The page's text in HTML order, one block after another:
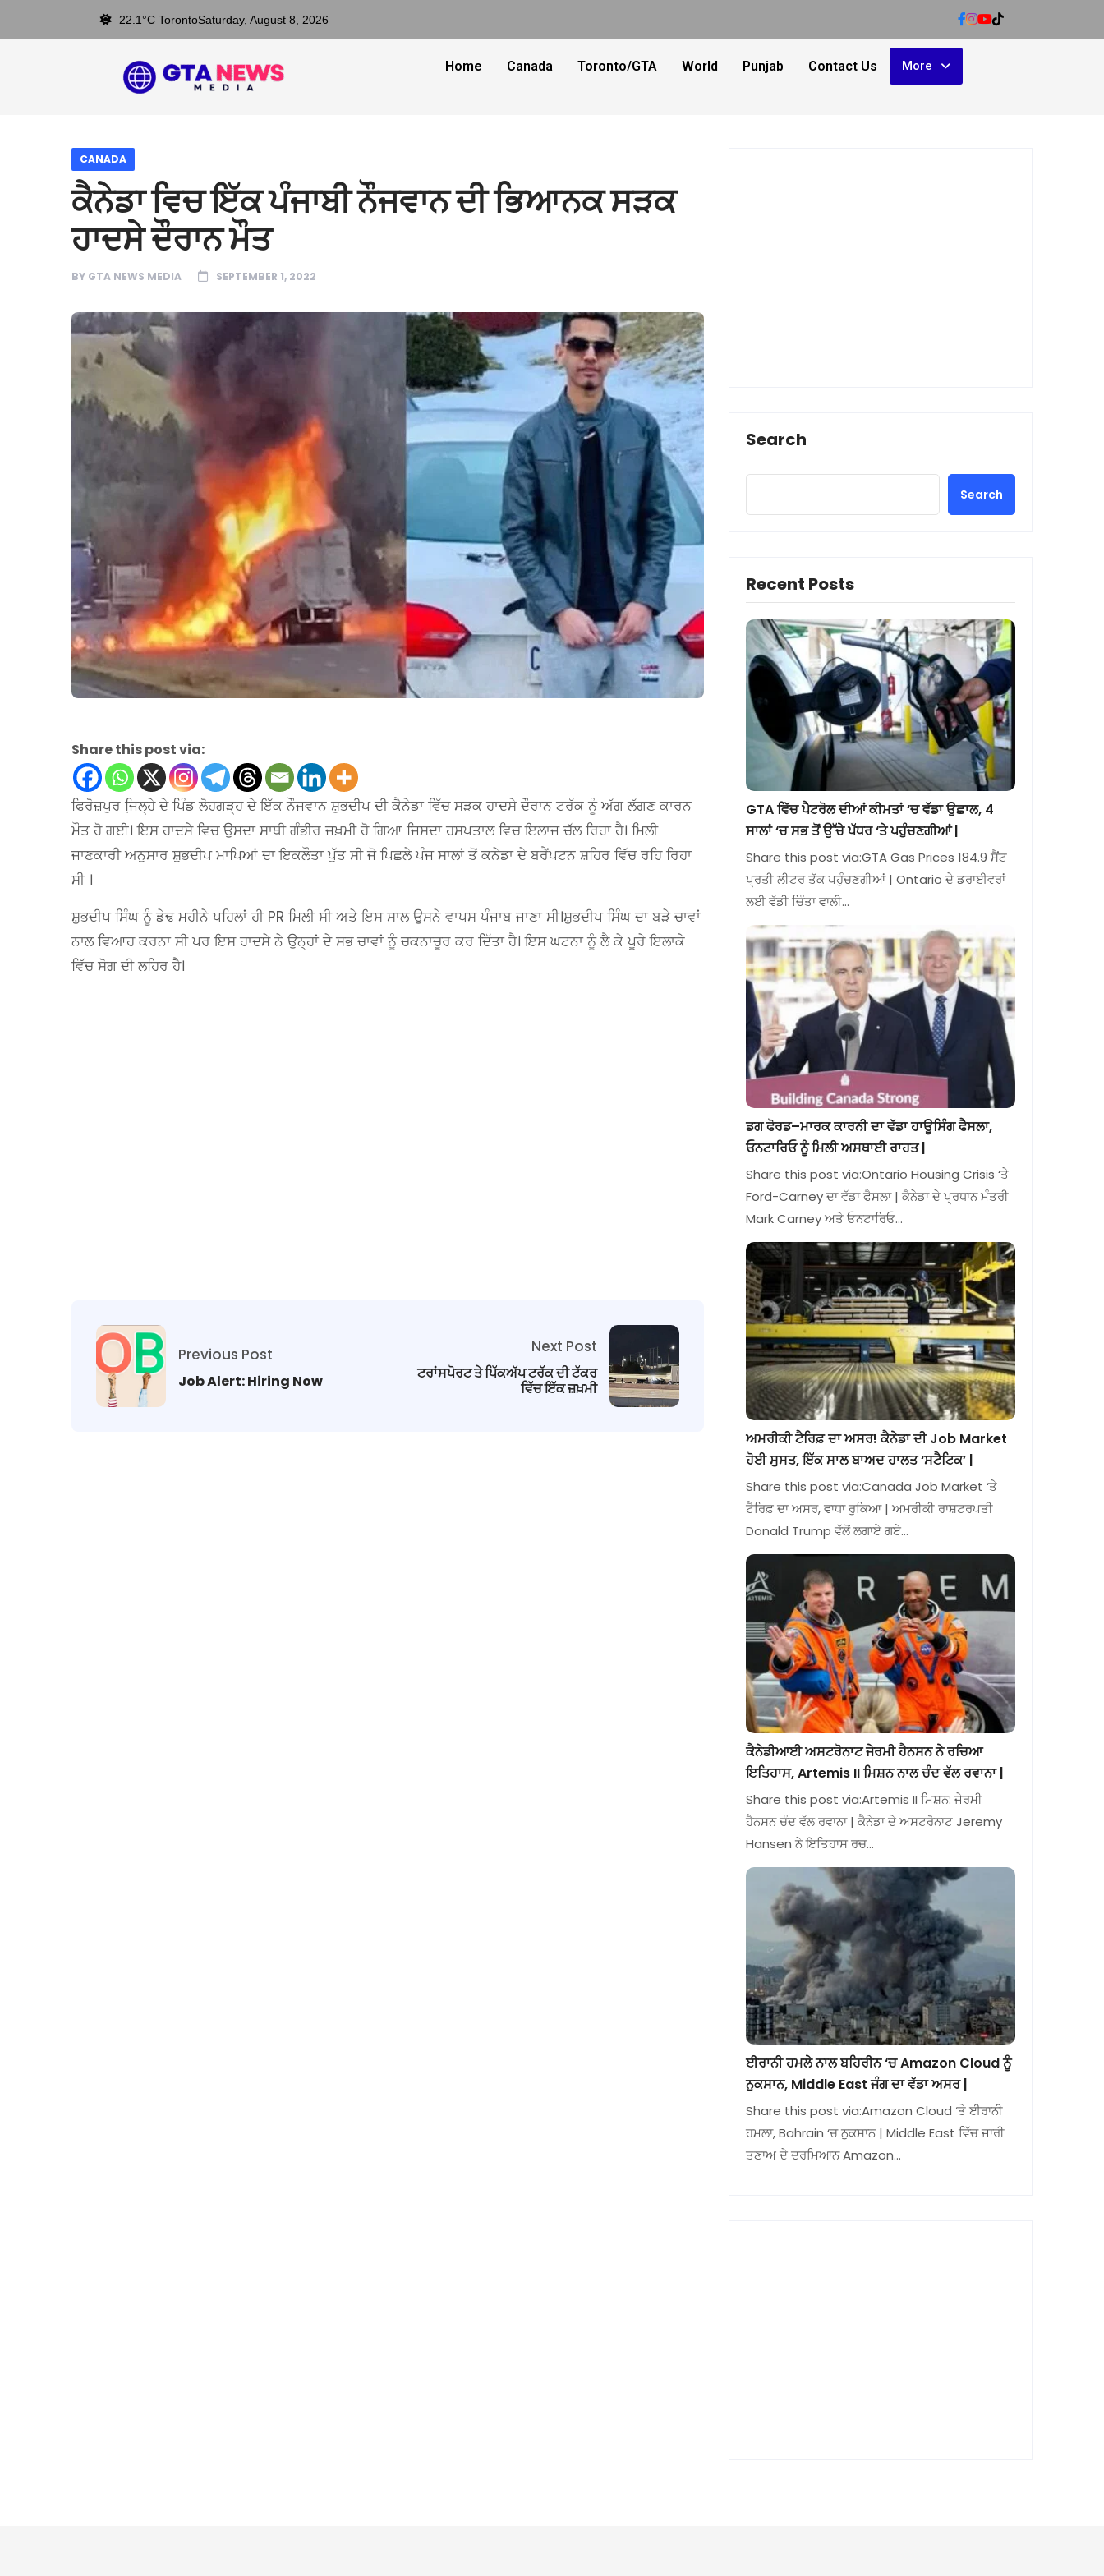
22.1°C TorontoSaturday, August 8, 2026
Home Canada Toronto/GTA World Punjab Contact Us More
CANADA
ਕੈਨੇਡਾ ਵਿਚ ਇੱਕ ਪੰਜਾਬੀ ਨੌਜਵਾਨ ਦੀ ਭਿਆਨਕ ਸੜਕ
ਹਾਦਸੇ ਦੌਰਾਨ ਮੌਤ
BY GTA NEWS MEDIA SEPTEMBER 1, 2022
Share this post via:
ਫਿਰੋਜ਼ਪੁਰ ਜਿ਼ਲ੍ਹੇ ਦੇ ਪਿੰਡ ਲੋਹਗੜ੍ਹ ਦੇ ਇੱਕ ਨੌਜਵਾਨ ਸ਼ੁਭਦੀਪ ਦੀ ਕੈਨੇਡਾ ਵਿੱਚ ਸੜਕ ਹਾਦਸੇ ਦੌਰਾਨ ਟਰੱਕ ਨੂੰ ਅੱਗ ਲੱਗਣ ਕਾਰਨ
ਮੌਤ ਹੋ ਗਈ। ਇਸ ਹਾਦਸੇ ਵਿਚ ਉਸਦਾ ਸਾਥੀ ਗੰਭੀਰ ਜਖ਼ਮੀ ਹੋ ਗਿਆ ਜਿਸਦਾ ਹਸਪਤਾਲ ਵਿਚ ਇਲਾਜ ਚੱਲ ਰਿਹਾ ਹੈ। ਮਿਲੀ
ਜਾਣਕਾਰੀ ਅਨੁਸਾਰ ਸ਼ੁਭਦੀਪ ਮਾਪਿਆਂ ਦਾ ਇਕਲੌਤਾ ਪੁੱਤ ਸੀ ਜੋ ਪਿਛਲੇ ਪੰਜ ਸਾਲਾਂ ਤੋਂ ਕਨੇਡਾ ਦੇ ਬਰੈਂਪਟਨ ਸ਼ਹਿਰ ਵਿੱਚ ਰਹਿ ਰਿਹਾ
ਸੀ ।
ਸ਼ੁਭਦੀਪ ਸਿੰਘ ਨੂੰ ਡੇਢ ਮਹੀਨੇ ਪਹਿਲਾਂ ਹੀ PR ਮਿਲੀ ਸੀ ਅਤੇ ਇਸ ਸਾਲ ਉਸਨੇ ਵਾਪਸ ਪੰਜਾਬ ਜਾਣਾ ਸੀ।ਸ਼ੁਭਦੀਪ ਸਿੰਘ ਦਾ ਬੜੇ ਚਾਵਾਂ
ਨਾਲ ਵਿਆਹ ਕਰਨਾ ਸੀ ਪਰ ਇਸ ਹਾਦਸੇ ਨੇ ਉਨ੍ਹਾਂ ਦੇ ਸਭ ਚਾਵਾਂ ਨੂੰ ਚਕਨਾਚੂਰ ਕਰ ਦਿੱਤਾ ਹੈ। ਇਸ ਘਟਨਾ ਨੂੰ ਲੈ ਕੇ ਪੂਰੇ ਇਲਾਕੇ
ਵਿੱਚ ਸੋਗ ਦੀ ਲਹਿਰ ਹੈ।
Previous Post
Job Alert: Hiring Now
Next Post
ਟਰਾਂਸਪੋਰਟ ਤੇ ਪਿੱਕਅੱਪ ਟਰੱਕ ਦੀ ਟੱਕਰ
ਵਿੱਚ ਇੱਕ ਜ਼ਖ਼ਮੀ
Search
Search
Recent Posts
GTA ਵਿੱਚ ਪੈਟਰੋਲ ਦੀਆਂ ਕੀਮਤਾਂ ‘ਚ ਵੱਡਾ ਉਛਾਲ, 4
ਸਾਲਾਂ ‘ਚ ਸਭ ਤੋਂ ਉੱਚੇ ਪੱਧਰ ‘ਤੇ ਪਹੁੰਚਣਗੀਆਂ |
Share this post via:GTA Gas Prices 184.9 ਸੈਂਟ
ਪ੍ਰਤੀ ਲੀਟਰ ਤੱਕ ਪਹੁੰਚਣਗੀਆਂ | Ontario ਦੇ ਡਰਾਈਵਰਾਂ
ਲਈ ਵੱਡੀ ਚਿੰਤਾ ਵਾਲੀ…
ਡਗ ਫੋਰਡ–ਮਾਰਕ ਕਾਰਨੀ ਦਾ ਵੱਡਾ ਹਾਊਸਿੰਗ ਫੈਸਲਾ,
ਓਨਟਾਰਿਓ ਨੂੰ ਮਿਲੀ ਅਸਥਾਈ ਰਾਹਤ |
Share this post via:Ontario Housing Crisis ‘ਤੇ
Ford-Carney ਦਾ ਵੱਡਾ ਫੈਸਲਾ | ਕੈਨੇਡਾ ਦੇ ਪ੍ਰਧਾਨ ਮੰਤਰੀ
Mark Carney ਅਤੇ ਓਨਟਾਰਿਓ…
ਅਮਰੀਕੀ ਟੈਰਿਫ਼ ਦਾ ਅਸਰ! ਕੈਨੇਡਾ ਦੀ Job Market
ਹੋਈ ਸੁਸਤ, ਇੱਕ ਸਾਲ ਬਾਅਦ ਹਾਲਤ ‘ਸਟੈਟਿਕ’ |
Share this post via:Canada Job Market ‘ਤੇ
ਟੈਰਿਫ਼ ਦਾ ਅਸਰ, ਵਾਧਾ ਰੁਕਿਆ | ਅਮਰੀਕੀ ਰਾਸ਼ਟਰਪਤੀ
Donald Trump ਵੱਲੋਂ ਲਗਾਏ ਗਏ…
ਕੈਨੇਡੀਆਈ ਅਸਟਰੋਨਾਟ ਜੇਰਮੀ ਹੈਨਸਨ ਨੇ ਰਚਿਆ
ਇਤਿਹਾਸ, Artemis II ਮਿਸ਼ਨ ਨਾਲ ਚੰਦ ਵੱਲ ਰਵਾਨਾ |
Share this post via:Artemis II ਮਿਸ਼ਨ: ਜੇਰਮੀ
ਹੈਨਸਨ ਚੰਦ ਵੱਲ ਰਵਾਨਾ | ਕੈਨੇਡਾ ਦੇ ਅਸਟਰੋਨਾਟ Jeremy
Hansen ਨੇ ਇਤਿਹਾਸ ਰਚ…
ਈਰਾਨੀ ਹਮਲੇ ਨਾਲ ਬਹਿਰੀਨ ‘ਚ Amazon Cloud ਨੂੰ
ਨੁਕਸਾਨ, Middle East ਜੰਗ ਦਾ ਵੱਡਾ ਅਸਰ |
Share this post via:Amazon Cloud ‘ਤੇ ਈਰਾਨੀ
ਹਮਲਾ, Bahrain ‘ਚ ਨੁਕਸਾਨ | Middle East ਵਿੱਚ ਜਾਰੀ
ਤਣਾਅ ਦੇ ਦਰਮਿਆਨ Amazon…